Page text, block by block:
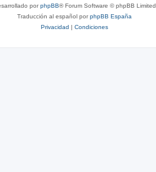
porphpBB® Forum Software © phpBB Limited
Traducción al español porphpBB España
Privacidad | Condiciones